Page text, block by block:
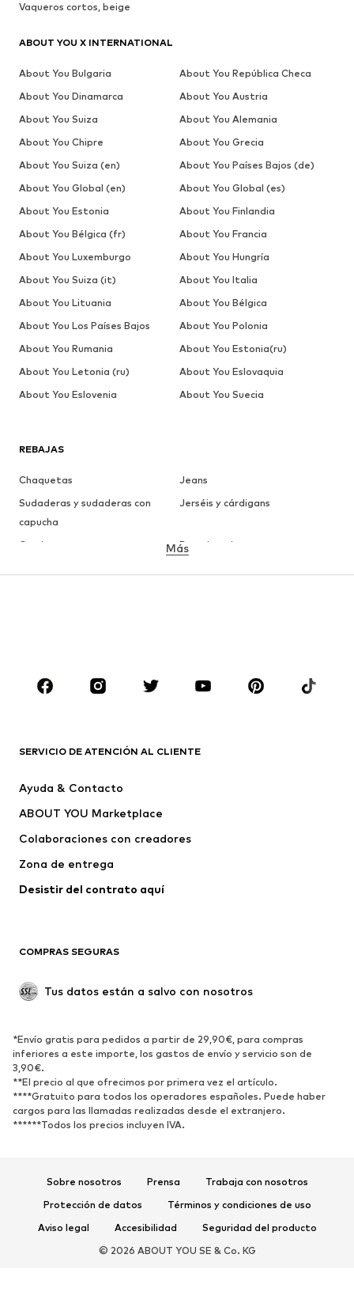
REBAJAS
Chaquetas
Jeans
Sudaderas y sudaderas con
capucha
Jerséis y cárdigans
Camisetas
Ropa interior
ROPA
Camisetas
Jeans
Pantalones
Ropa interior
Jerséis y cárdigans
Trajes y chaquetas
Ropa de baño
Nuevo
Tendencia
Zapatos bajos
Zapatos deportivos
Zapatos abiertos
DEPORTE
Ropa deportiva
Disciplinas deportivas
Complementos deportivos
COMPLEMENTOS
Más
SERVICIO DE ATENCIÓN AL CLIENTE
Ayuda & Contacto
ABOUT YOU Marketplace
Colaboraciones con creadores
Zona de entrega
Desistir del contrato aquí
COMPRAS SEGURAS
Tus datos están a salvo con nosotros
*Envío gratis para pedidos a partir de 29,90€, para compras
inferiores a este importe, los gastos de envío y servicio son de
3,90€.
**El precio al que ofrecimos por primera vez el artículo.
****Gratuito para todos los operadores españoles. Puede haber
cargos para las llamadas realizadas desde el extranjero.
******Todos los precios incluyen IVA.
Sobre nosotros Prensa
Trabaja con nosotros
Protección de datos
Términos y condiciones de uso
Aviso legal
Accesibilidad
Seguridad del producto
© 2026 ABOUT YOU SE & Co. KG
Vaqueros cortos, beige
ABOUT YOU X INTERNATIONAL
About You Bulgaria
About You República Checa
About You Dinamarca
About You Austria
About You Suiza
About You Alemania
About You Chipre
About You Grecia
About You Suiza (en)
About You Países Bajos (de)
About You Global (en)
About You Global (es)
About You Estonia
About You Finlandia
About You Bélgica (fr)
About You Francia
About You Luxemburgo
About You Hungría
About You Suiza (it)
About You Italia
About You Lituania
About You Bélgica
About You Los Países Bajos
About You Polonia
About You Rumania
About You Estonia(ru)
About You Letonia (ru)
About You Eslovaquia
About You Eslovenia
About You Suecia